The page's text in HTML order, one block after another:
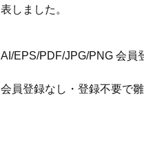
表しました。
AI/EPS/PDF/JPG/PNG 会員
会員登録なし・登録不要で